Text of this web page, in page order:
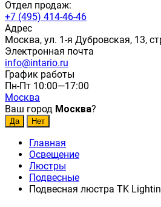
Отдел продаж:
+7 (495) 414-46-46
Адрес
Москва, ул. 1-я Дубровская, 13,
Электронная почта
info@intario.ru
График работы
Пн-Пт 10:00—17:00
Москва
Ваш город Москва?
Главная
Освещение
Люстры
Подвесные
Подвесная люстра TK